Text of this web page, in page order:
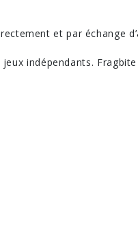
et par échange
indépendants. Fragbite